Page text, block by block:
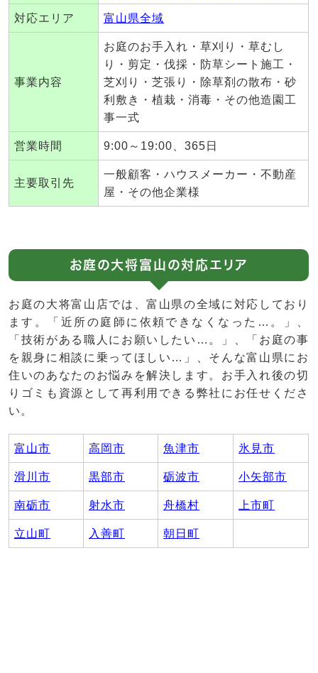
対応エリア 富山県全域
事業内容
お庭のお手入れ・草刈り・草むし
り・剪定・伐採・防草シート施工・
芝刈り・芝張り・除草剤の散布・砂
利敷き・植栽・消毒・その他造園工
事一式
営業時間 9:00～19:00、365日
主要取引先
一般顧客・ハウスメーカー・不動産
屋・その他企業様
お庭の大将富山の対応エリア
お庭の大将富山店では、富山県の全域に対応しており
ます。「近所の庭師に依頼できなくなった…。」、
「技術がある職人にお願いしたい…。」、「お庭の事
を親身に相談に乗ってほしい…」、そんな富山県にお
住いのあなたのお悩みを解決します。お手入れ後の切
りゴミも資源として再利用できる弊社にお任せくださ
い。
富山市 高岡市 魚津市 氷見市
滑川市 黒部市 砺波市 小矢部市
南砺市 射水市 舟橋村 上市町
立山町 入善町 朝日町